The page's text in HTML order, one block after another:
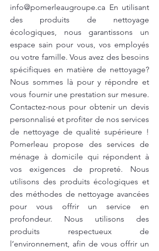
info@pomerleaugroupe.ca En utilisant
des produits de nettoyage
écologiques, nous garantissons un
espace sain pour vous, vos employés
ou votre famille. Vous avez des besoins
spécifiques en matière de nettoyage?
Nous sommes là pour y répondre et
vous fournir une prestation sur mesure.
Contactez-nous pour obtenir un devis
personnalisé et profiter de nos services
de nettoyage de qualité supérieure !
Pomerleau propose des services de
ménage à domicile qui répondent à
vos exigences de propreté. Nous
utilisons des produits écologiques et
des méthodes de nettoyage avancées
pour vous offrir un service en
profondeur. Nous utilisons des
produits respectueux de
l’environnement, afin de vous offrir un